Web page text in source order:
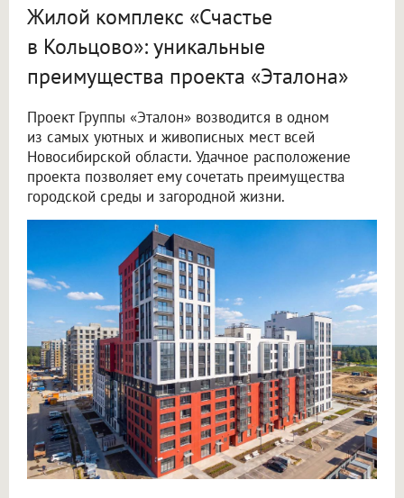
Жилой комплекс «Счастье
в Кольцово»: уникальные
преимущества проекта «Эталона»
Проект Группы «Эталон» возводится в одном
из самых уютных и живописных мест всей
Новосибирской области. Удачное расположение
проекта позволяет ему сочетать преимущества
городской среды и загородной жизни.